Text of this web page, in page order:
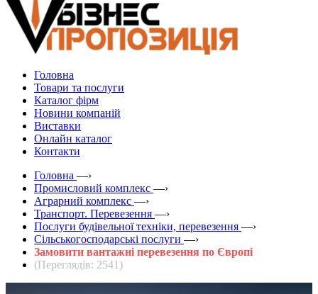
Головна
Товари та послуги
Каталог фірм
Новини компаній
Виставки
Онлайн каталог
Контакти
Головна —›
Промисловий комплекс —›
Аграрний комплекс —›
Транспорт. Перевезення —›
Послуги будівельної техніки, перевезення —›
Сільськогосподарські послуги —›
Замовити вантажні перевезення по Європі
(Переглядів: 2541)